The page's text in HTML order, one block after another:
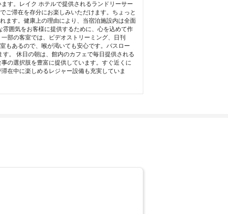
す。レイク ホテルで提供されるランドリーサー
ご滞在を存分にお楽しみいただけます。ちょっと
ます。健康上の理由により、当宿泊施設内は全面
囲気をお客様に提供するために、心を込めて作
部の客室では、ビデオストリーミング、日刊
もあるので、喉が渇いても安心です。バスロー
。 休日の朝は、館内のカフェで毎日提供される
の選択肢を豊富に提供しています。すぐ近くに
在中に楽しめるレジャー設備も充実していま